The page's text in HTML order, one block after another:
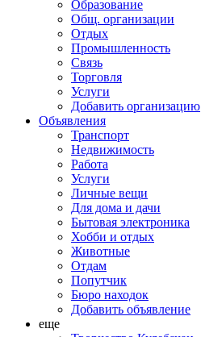
Образование
Общ. организации
Отдых
Промышленность
Связь
Торговля
Услуги
Добавить организацию
Объявления
Транспорт
Недвижимость
Работа
Услуги
Личные вещи
Для дома и дачи
Бытовая электроника
Хобби и отдых
Животные
Отдам
Попутчик
Бюро находок
Добавить объявление
еще